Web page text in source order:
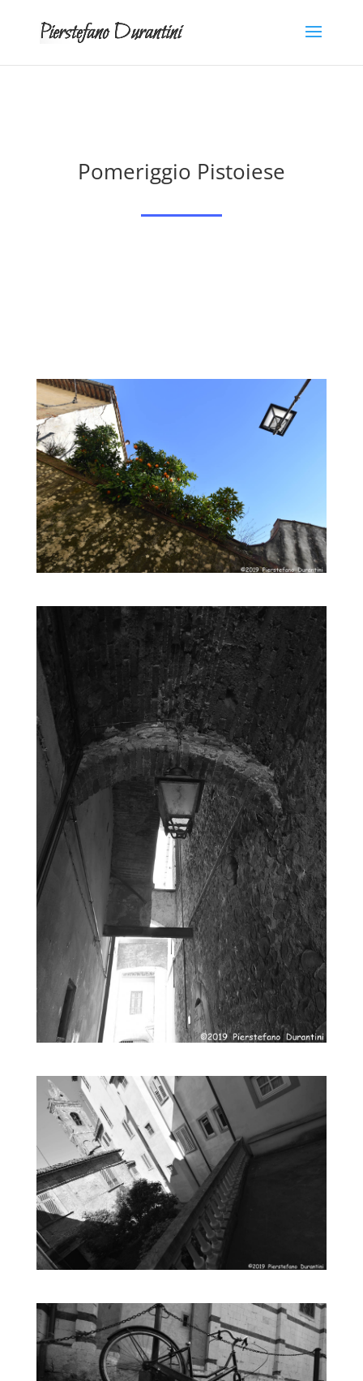
Pomeriggio Pistoiese